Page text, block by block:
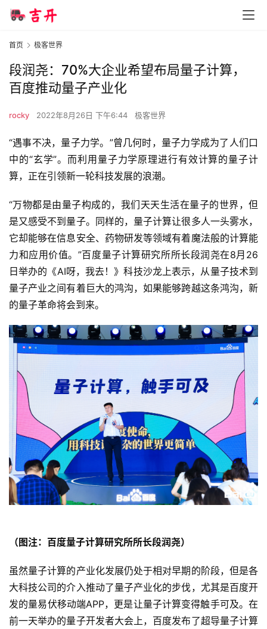
首页 极客世界
段润尧：70%大企业希望布局量子计算，
百度推动量子产业化
rocky 2022年8月26日 下午6:44 极客世界
“遇事不决，量子力学。”曾几何时，量子力学成为了人们口
中的“玄学”。而利用量子力学原理进行有效计算的量子计
算，正在引领新一轮科技发展的浪潮。
“万物都是由量子构成的，我们天天生活在量子的世界，但
是又感受不到量子。同样的，量子计算让很多人一头雾水，
它却能够在信息安全、药物研发等领域有着魔法般的计算能
力和应用价值。”百度量子计算研究所所长段润尧在8月26
日举办的《AI呀，我去！》科技沙龙上表示，从量子技术到
量子产业之间有着巨大的鸿沟，如果能够跨越这条鸿沟，新
的量子革命将会到来。
（图注： 百度量子计算研究所所长段润尧）
虽然量子计算的产业化发展仍处于相对早期的阶段，但是各
大科技公司的介入推动了量子产业化的步伐，尤其是百度开
发的量易伏移动端APP，更是让量子计算变得触手可及。在
前一天举办的量子开发者大会上，百度发布了超导量子计算